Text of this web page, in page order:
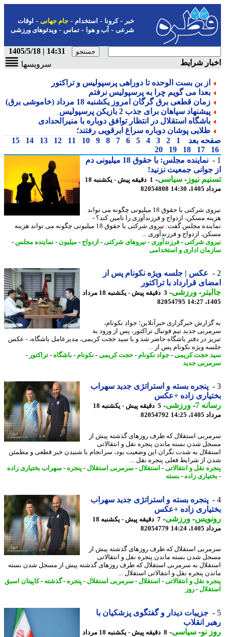
-کرونا-استخدام- جام جهانی-اوقات
شرعی-آب و هوا-تماس-ویدئوهای ورزشی
14:31 | 1405/5/18
شرایط
سرویسها
از بن بست الوحده تا دوراهی پرسپولیس و تراکتور
بعدا می گویم چرا به پرسپولیس نرفتم
زمان قطعی برق گرگان امروز یکشنبه 18 مرداد (خاموشی برق)
پیشنهاد سپاهان برای جذب 2 بازیکن پرسپولیس
باشگاه استقلال در انتظار توافق دوباره با منیرالحدادی
طلایی پوشان دوباره سراغ ابرقویی رفتند؛
بعد
1
2
3
4
5
6
7
8
9
10
11
12
13
14
15
17
18
19
20
نماینده مجلس: با حقوق 18 میلیونی دم
جوانی جمعیت نزنید!
نیوز-سیاسی-
1 دقیقه پیش - یکشنبه 18
14:30
82054808
نیروی شرکتی با حقوق 18 میلیونی چگونه می تواند
مسکن، ازدواج و فرزندآوری را تامین کند؟ -
نماینده مجلس گفت: نیروی شرکتی با حقوق 18 میلیونی چگونه می تواند هزینه
ازدواج و فرزندآوری ...
شرکتی -فرزندآوری - نیروهای شرکتی -ازدواج -میلیون-نماینده مجلس-
اداری و استخدامی
عکس | جلسه ویژه نکونام پس از
قرارداد با تراکتور
-ورزشی-
3 دقیقه پیش - یکشنبه 18 مرداد
82054795
خبرگزاری خبرآنلاین؛ جواد نکونام،
جدید تیم فوتبال تراکتور، پس از ورود به
در دفتر باشگاه حاضر شد و با سید حجت کریمی، مدیرعامل باشگاه، - عکس
ویژه نکونام پس از ...
حجت کریمی -جواد نکونام-حجت کریمی -نکونام-باشگاه-تراکتور -
جدید
پنجره بسته و استراتژی جدید سهراب
زاده +عکس
7
-ورزشی-
5 دقیقه پیش - یکشنبه 18
14:25
82054792
استقلال که ظرف روزهای گذشته پیش از
شدن بسته ماندن پنجره نقل و انتقالاتی
به شدت نگران این وضعیت بود، سرانجام با شنیدن خبر قطعی و مطمئن
از شرایط فعلی پنجره نقل ...
نقل و انتقالاتی-استقلال-سرمربی استقلال-پنجره-سهراب بختیاری زاده
زاده - بسته
پنجره بسته و استراتژی جدید سهراب
زاده +عکس
-ورزشی-
7 دقیقه پیش - یکشنبه 18
14:24
82054779
استقلال که ظرف روزهای گذشته پیش از
شدن بسته ماندن پنجره نقل و انتقالاتی
به سرمربی استقلال که ظرف روزهای گذشته پیش از مسجل شدن بسته
پنجره نقل و انتقالاتی استقلال ...
نقل و انتقالاتی-استقلال-سرمربی استقلال-پنجره-گذشته-کاپیتان اسبق
-روز
جزییات دیدار و گفتگوی پزشکیان با
انقلاب
نو- سیاسی-
8 دقیقه پیش - یکشنبه 18 مرداد